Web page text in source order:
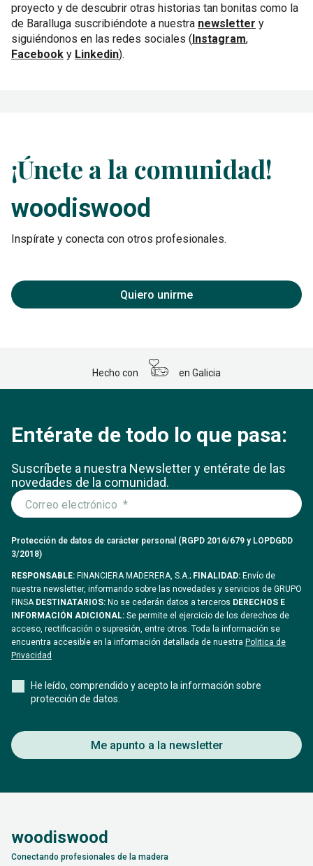
proyecto y de descubrir otras historias tan bonitas como la
de Baralluga suscribiéndote a nuestra newsletter y
siguiéndonos en las redes sociales (Instagram,
Facebook y Linkedin).
¡Únete a la comunidad!
woodiswood
Inspírate y conecta con otros profesionales.
Quiero unirme
Hecho con en Galicia
Entérate de todo lo que pasa:
Suscríbete a nuestra Newsletter y entérate de las
novedades de la comunidad.
Protección de datos de carácter personal (RGPD 2016/679 y LOPDGDD
3/2018)
RESPONSABLE: FINANCIERA MADERERA, S.A.; FINALIDAD: Envío de
nuestra newsletter, informando sobre las novedades y servicios de GRUPO
FINSADESTINATARIOS: No se cederán datos a terceros DERECHOS E
INFORMACIÓN ADICIONAL: Se permite el ejercicio de los derechos de
acceso, rectificación o supresión, entre otros. Toda la información se
encuentra accesible en la información detallada de nuestra Politica de
Privacidad
He leído, comprendido y acepto la información sobre
protección de datos.
Me apunto a la newsletter
woodiswood
Conectando profesionales de la madera